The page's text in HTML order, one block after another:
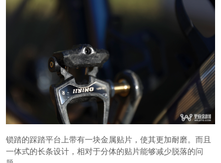
锁踏的踩踏平台上带有一块金属贴片，使其更加耐磨。而且
一体式的长条设计，相对于分体的贴片能够减少脱落的问